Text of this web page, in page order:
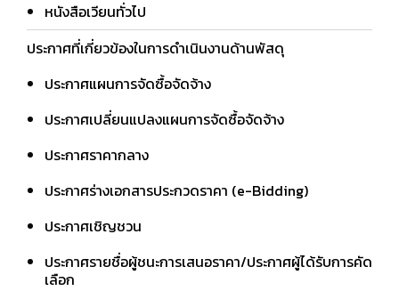
หนังสือเวียนทั่วไป
ประกาศที่เกี่ยวข้องในการดำเนินงานด้านพัสดุ
ประกาศแผนการจัดซื้อจัดจ้าง
ประกาศเปลี่ยนแปลงแผนการจัดซื้อจัดจ้าง
ประกาศราคากลาง
ประกาศร่างเอกสารประกวดราคา (e-Bidding)
ประกาศเชิญชวน
ประกาศรายชื่อผู้ชนะการเสนอราคา/ประกาศผู้ได้รับการคัด
เลือก